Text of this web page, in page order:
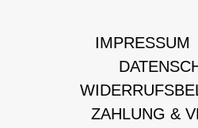
IMPRESSUM
ZAHLUNG &